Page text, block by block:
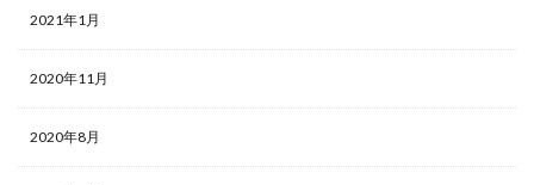
2021年1月
2020年11月
2020年8月